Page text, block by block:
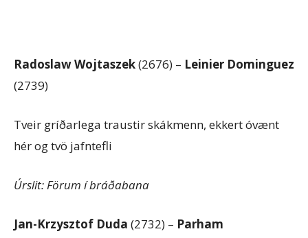
Radoslaw Wojtaszek(2676) – Leinier Dominguez
(2739)
Tveir gríðarlega traustir skákmenn, ekkert óvænt
hér og tvö jafntefli
Úrslit: Förum í bráðabana
Jan-Krzysztof Duda (2732) – Parham